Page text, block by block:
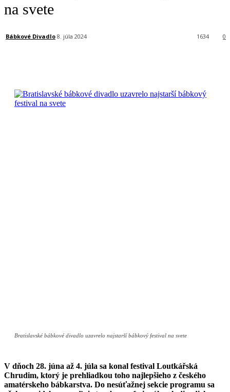
na svete
Bábkové Divadlo 8. júla 2024 0
1634
Bratislavské bábkové divadlo uzavrelo najstarší bábkový festival na svete
V dňoch 28. júna až 4. júla sa konal festival Loutkářská
Chrudim, ktorý je prehliadkou toho najlepšieho z českého
amatérskeho bábkarstva. Do nesúťažnej sekcie programu sa